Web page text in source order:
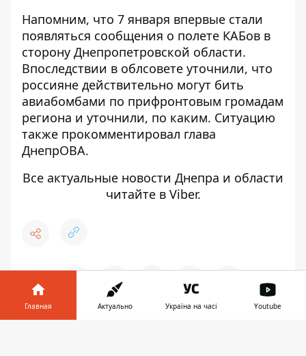
Напомним, что 7 января впервые стали
появляться сообщения о полете КАБов в
сторону Днепропетровской области.
Впоследствии в облсовете уточнили, что
россияне действительно могут бить
авиабомбами по прифронтовым громадам
региона и уточнили, по каким. Ситуацию
также прокомментировал глава
ДнепрОВА.
Все актуальные новости Днепра и области
читайте в Viber.
👍 ♥ 😆
Главная Актуально Україна на часі Youtube